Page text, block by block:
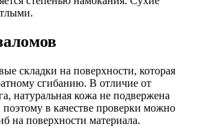
складки на поверхности, которая
сгибанию. В отличие от
натуральная кожа не подвержена
в качестве проверки можно
на поверхности материала.